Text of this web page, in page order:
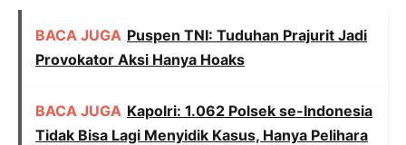
BACA JUGA Puspen TNI: Tuduhan Prajurit Jadi
Provokator Aksi Hanya Hoaks
BACA JUGA Kapolri: 1.062 Polsek se-Indonesia
Tidak Bisa Lagi Menyidik Kasus, Hanya Pelihara